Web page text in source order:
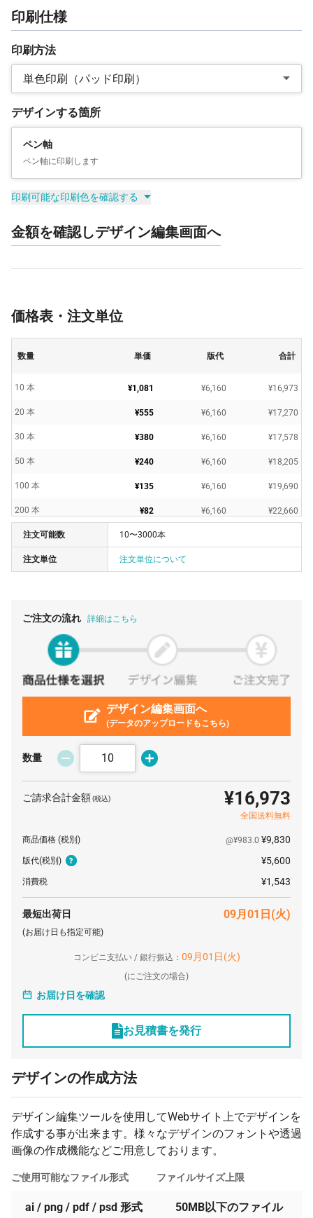
印刷仕様
印刷方法
単色印刷（パッド印刷）
デザインする箇所
ペン軸
ペン軸に印刷します
印刷可能な印刷色を確認する
金額を確認しデザイン編集画面へ
価格表・注文単位
数量 単価 版代 合計
10 本 ¥1,081 ¥6,160 ¥16,973
20 本 ¥555 ¥6,160 ¥17,270
30 本 ¥380 ¥6,160 ¥17,578
50 本 ¥240 ¥6,160 ¥18,205
100 本 ¥135 ¥6,160 ¥19,690
200 本 ¥82 ¥6,160 ¥22,660
300 本 ¥71
500 本 ¥64
注文可能数 10〜3000本
注文単位 注文単位について
ご注文の流れ 詳細はこちら
デザイン編集画面へ
(データのアップロードもこちら)
数量
ご請求合計金額(税込) ¥16,973
全国送料無料
商品価格 (税別) @¥983.0 ¥9,830
版代(税別) ¥5,600
消費税 ¥1,543
最短出荷日 09月01日(火)
(お届け日も指定可能)
コンビニ支払い / 銀行振込： 09月01日(火)
(にご注文の場合)
お届け日を確認
お見積書を発行
デザインの作成方法
デザイン編集ツールを使用してWebサイト上でデザインを
作成する事が出来ます。様々なデザインのフォントや透過
画像の作成機能などご用意しております。
ご使用可能なファイル形式
ai / png / pdf / psd 形式
ファイルサイズ上限
50MB以下のファイル